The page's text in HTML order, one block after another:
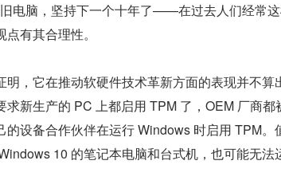
电脑，坚持下一个十年了——在过去人们经常
有其合理性。
明，它在推动软硬件技术革新方面的表现并不
求新生产的 PC 上都启用 TPM 了，OEM 厂商
的设备合作伙伴在运行 Windows 时启用 TPM
10 的笔记本电脑和台式机，也可能无法